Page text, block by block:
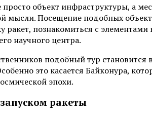
объект инфраструктуры, а
мысли. Посещение подобных
ракет, познакомиться с
научного центра.
подобный тур
это касается Байконура,
эпохи.
ракеты